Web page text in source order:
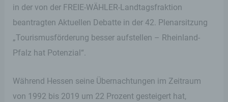
in der von der FREIE-WÄHLER-Landtagsfraktion
beantragten Aktuellen Debatte in der 42. Plenarsitzung
„Tourismusförderung besser aufstellen – Rheinland-
Pfalz hat Potenzial“.
Während Hessen seine Übernachtungen im Zeitraum
von 1992 bis 2019 um 22 Prozent gesteigert hat,